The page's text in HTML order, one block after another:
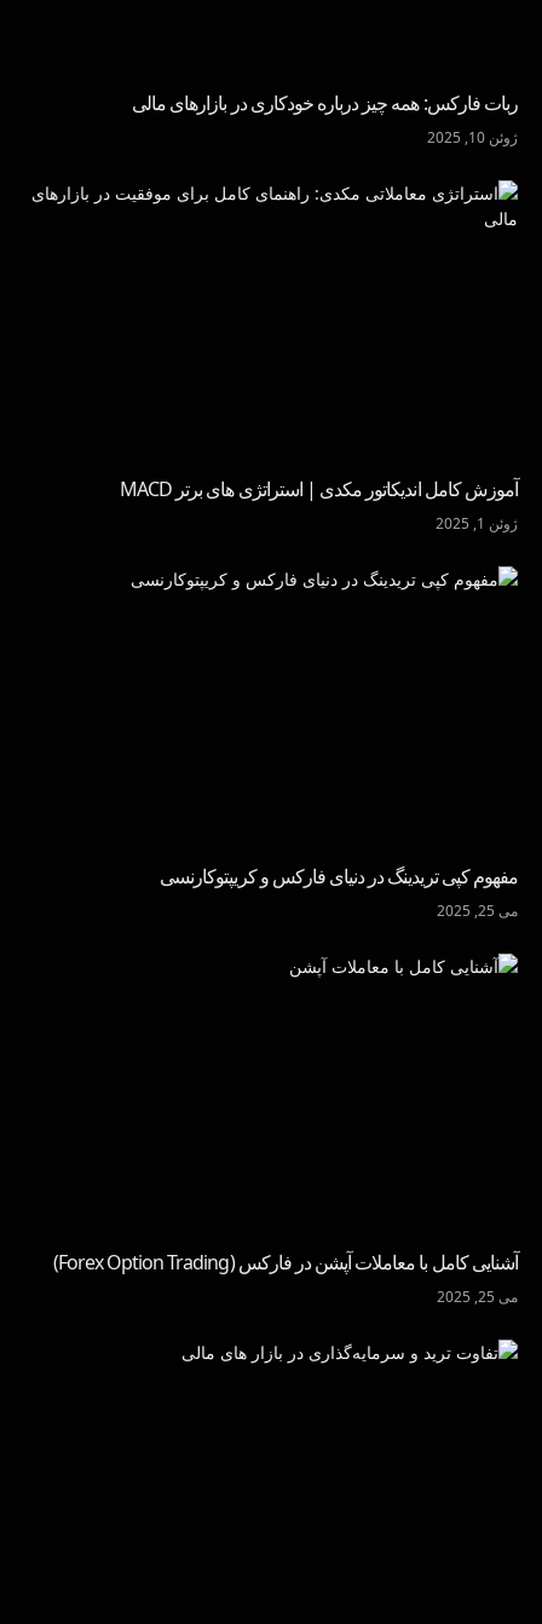
ربات فارکس: همه چیز درباره خودکاری در بازارهای مالی
ژوئن 10, 2025
آموزش کامل اندیکاتور مکدی | استراتژی های برتر MACD
ژوئن 1, 2025
مفهوم کپی تریدینگ در دنیای فارکس و کریپتوکارنسی
می 25, 2025
آشنایی کامل با معاملات آپشن در فارکس (Forex Option Trading)
می 25, 2025